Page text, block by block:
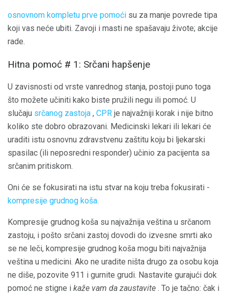
osnovnom kompletu prve pomoći su za manje povrede tipa
koji vas neće ubiti. Zavoji i masti ne spašavaju živote; akcije
rade.
Hitna pomoć # 1: Srčani hapšenje
U zavisnosti od vrste vanrednog stanja, postoji puno toga
što možete učiniti kako biste pružili negu ili pomoć. U
slučaju srčanog zastoja , CPR je najvažniji korak i nije bitno
koliko ste dobro obrazovani. Medicinski lekari ili lekari će
uraditi istu osnovnu zdravstvenu zaštitu koju bi ljekarski
spasilac (ili neposredni responder) učinio za pacijenta sa
srčanim pritiskom.
Oni će se fokusirati na istu stvar na koju treba fokusirati -
kompresije grudnog koša.
Kompresije grudnog koša su najvažnija veština u srčanom
zastoju, i pošto srčani zastoj dovodi do izvesne smrti ako
se ne leči, kompresije grudnog koša mogu biti najvažnija
veština u medicini. Ako ne uradite ništa drugo za osobu koja
ne diše, pozovite 911 i gurnite grudi. Nastavite gurajući dok
pomoć ne stigne i kaže vam da zaustavite . To je tačno: čak i